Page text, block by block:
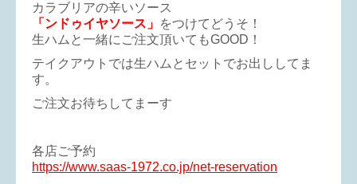
カラブリアの辛いソース
「ンドゥイヤソース」 をつけてどうそ！
生ハムと一緒にご注文頂いてもGOOD！
テイクアウトでは生ハムとセットでお出ししてま
す。
ご注文お待ちしてまーす
各店ご予約
https://www.saas-1972.co.jp/net-reservation